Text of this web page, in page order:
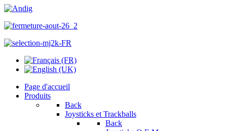
Page d'accueil
Produits
Back
Joysticks et Trackballs
Back